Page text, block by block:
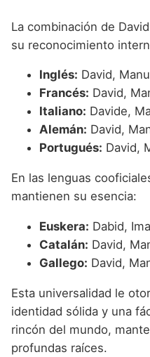
La combinación de
su reconocimiento
Inglés: David,
Francés: David,
Italiano: Davide,
Alemán: David,
Portugués: David,
En las lenguas
mantienen su esencia:
Euskera: Dabid,
Catalán: David,
Gallego: David,
Esta universalidad le
identidad sólida y una
rincón del mundo,
profundas raíces.